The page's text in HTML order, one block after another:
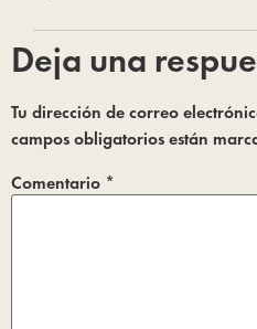
Deja una
Tu dirección de correo
campos obligatorios están
Comentario *